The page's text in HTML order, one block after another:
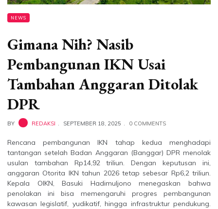
NEWS
Gimana Nih? Nasib
Pembangunan IKN Usai
Tambahan Anggaran Ditolak
DPR
BY REDAKSI SEPTEMBER 18, 2025 0 COMMENTS
Rencana pembangunan IKN tahap kedua menghadapi
tantangan setelah Badan Anggaran (Banggar) DPR menolak
usulan tambahan Rp14,92 triliun. Dengan keputusan ini,
anggaran Otorita IKN tahun 2026 tetap sebesar Rp6,2 triliun.
Kepala OIKN, Basuki Hadimuljono menegaskan bahwa
penolakan ini bisa memengaruhi progres pembangunan
kawasan legislatif, yudikatif, hingga infrastruktur pendukung.